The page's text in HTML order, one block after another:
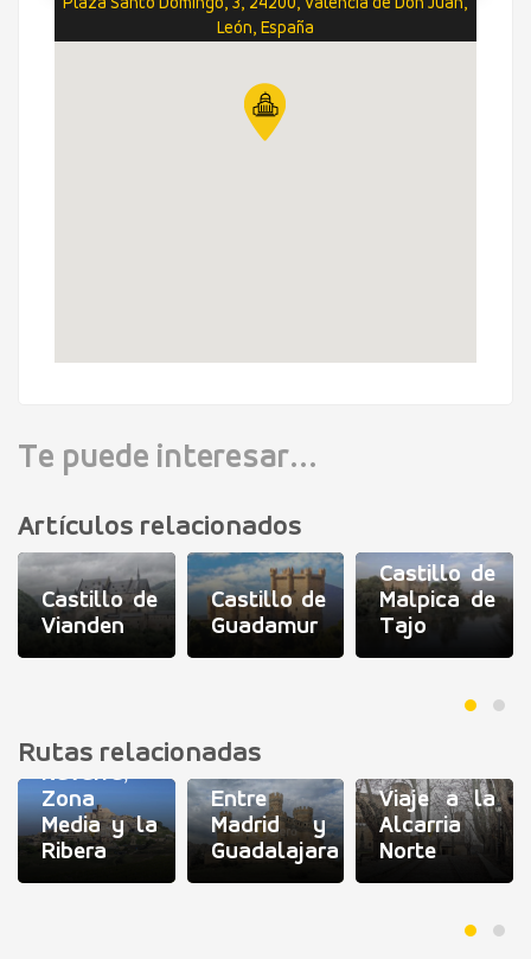
Plaza Santo Domingo, 3, 24200, Valencia de Don Juan,
León, España
Te puede interesar...
Artículos relacionados
Castillo de
Vianden
Castillo de
Guadamur
Castillo de
Malpica de
Tajo
Rutas relacionadas
Viaje a
Navarra,
Zona
Media y la
Ribera
Entre
Madrid y
Guadalajara
Viaje a la
Alcarria
Norte